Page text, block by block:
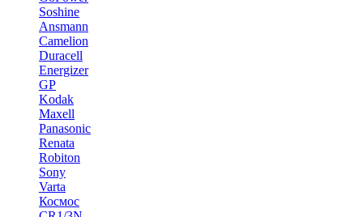
Soshine
Ansmann
Camelion
Duracell
Energizer
GP
Kodak
Maxell
Panasonic
Renata
Robiton
Sony
Varta
Космос